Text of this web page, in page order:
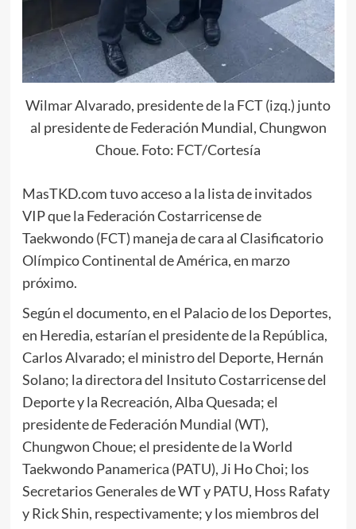
Wilmar Alvarado, presidente de la FCT (izq.) junto
al presidente de Federación Mundial, Chungwon
Choue. Foto: FCT/Cortesía
MasTKD.com tuvo acceso a la lista de invitados
VIP que la Federación Costarricense de
Taekwondo (FCT) maneja de cara al Clasificatorio
Olímpico Continental de América, en marzo
próximo.
Según el documento, en el Palacio de los Deportes,
en Heredia, estarían el presidente de la República,
Carlos Alvarado; el ministro del Deporte, Hernán
Solano; la directora del Insituto Costarricense del
Deporte y la Recreación, Alba Quesada; el
presidente de Federación Mundial (WT),
Chungwon Choue; el presidente de la World
Taekwondo Panamerica (PATU), Ji Ho Choi; los
Secretarios Generales de WT y PATU, Hoss Rafaty
y Rick Shin, respectivamente; y los miembros del